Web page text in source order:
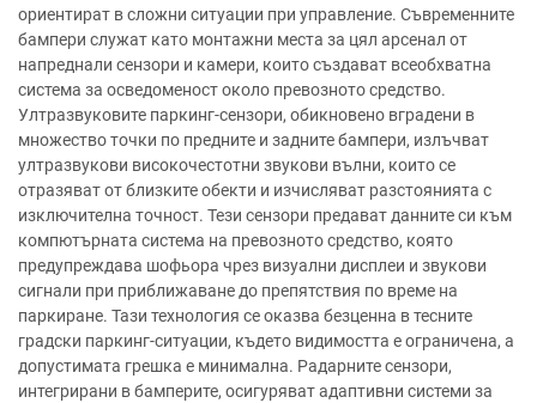
ориентират в сложни ситуации при управление. Съвременните
бампери служат като монтажни места за цял арсенал от
напреднали сензори и камери, които създават всеобхватна
система за осведоменост около превозното средство.
Ултразвуковите паркинг-сензори, обикновено вградени в
множество точки по предните и задните бампери, излъчват
ултразвукови високочестотни звукови вълни, които се
отразяват от близките обекти и изчисляват разстоянията с
изключителна точност. Тези сензори предават данните си към
компютърната система на превозното средство, която
предупреждава шофьора чрез визуални дисплеи и звукови
сигнали при приближаване до препятствия по време на
паркиране. Тази технология се оказва безценна в тесните
градски паркинг-ситуации, където видимостта е ограничена, а
допустимата грешка е минимална. Радарните сензори,
интегрирани в бамперите, осигуряват адаптивни системи за